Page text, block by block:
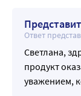
Ответ
Светлана,
продукт
уважением,